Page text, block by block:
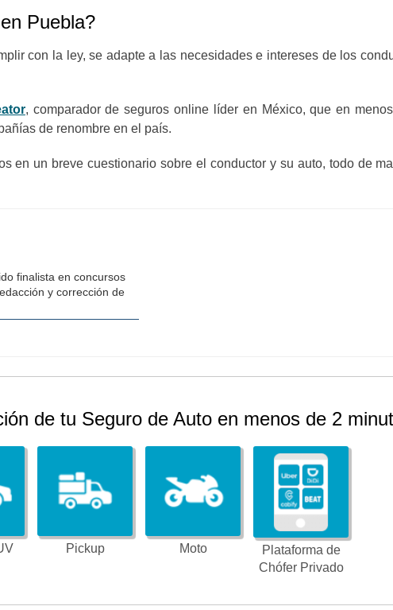
Puebla?
con la ley, se adapte a las necesidades e intereses de los
, comparador de seguros online líder en México, que en
de renombre en el país.
en un breve cuestionario sobre el conductor y su auto, todo de
finalista en concursos
y corrección de
de tu Seguro de Auto en menos de 2
Pickup Moto
Plataforma de
Chófer Privado